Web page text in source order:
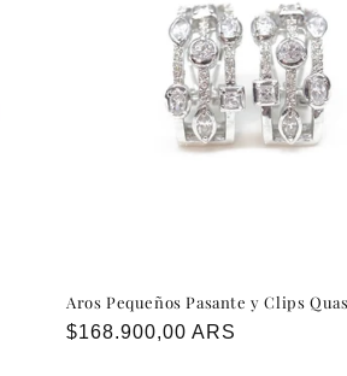
Aros Pequeños Pasante y Clips
Precio
$168.900,00 ARS